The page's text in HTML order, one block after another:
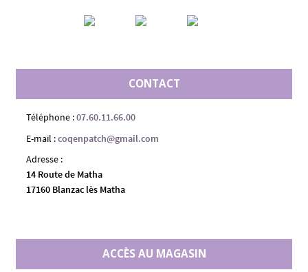
CONTACT
Téléphone :07.60.11.66.00
E-mail :coqenpatch@gmail.com
Adresse :
14 Route de Matha
17160 Blanzac lès Matha
ACCÈS AU MAGASIN